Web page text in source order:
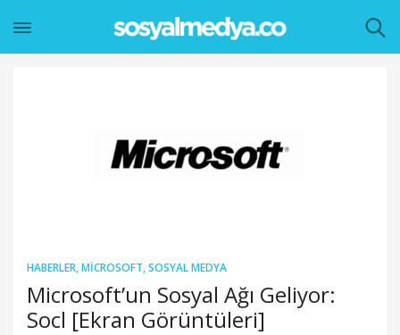
HABERLER,MICROSOFT,SOSYAL MEDYA
Microsoft’un Sosyal Ağı Geliyor:
Socl [Ekran Görüntüleri]